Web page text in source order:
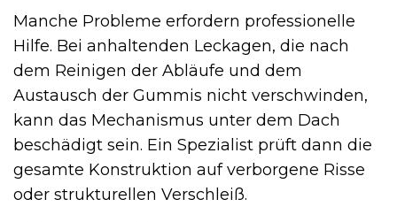
Manche Probleme erfordern professionelle
Hilfe. Bei anhaltenden Leckagen, die nach
dem Reinigen der Abläufe und dem
Austausch der Gummis nicht verschwinden,
kann das Mechanismus unter dem Dach
beschädigt sein. Ein Spezialist prüft dann die
gesamte Konstruktion auf verborgene Risse
oder strukturellen Verschleiß.